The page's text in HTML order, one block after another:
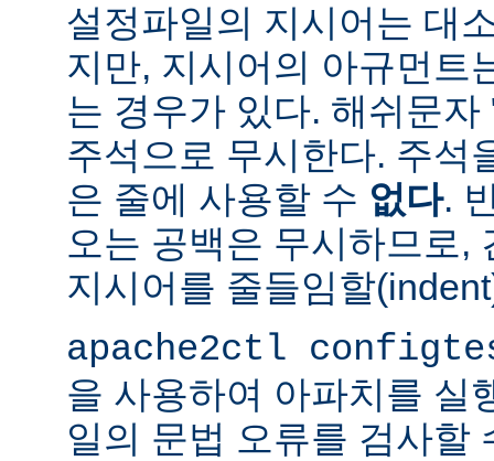
설정파일의 지시어는 대
지만, 지시어의 아규먼트
는 경우가 있다. 해쉬문
주석으로 무시한다. 주석
은 줄에 사용할 수 없다.
오는 공백은 무시하므로,
지시어를 줄들임할
apache2ctl
을 사용하여 아파치를 실
일의 문법 오류를 검사할